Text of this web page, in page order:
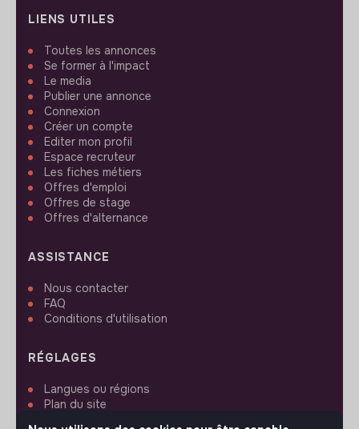
LIENS UTILES
Toutes les annonces
Se former à l'impact
Le media
Publier une annonce
Connexion
Créer un compte
Editer mon profil
Espace recruteur
Les fiches métiers
Offres d'emploi
Offres de stage
Offres d'alternance
ASSISTANCE
Nous contacter
FAQ
Conditions d'utilisation
RÉGLAGES
Langues ou régions
Plan du site